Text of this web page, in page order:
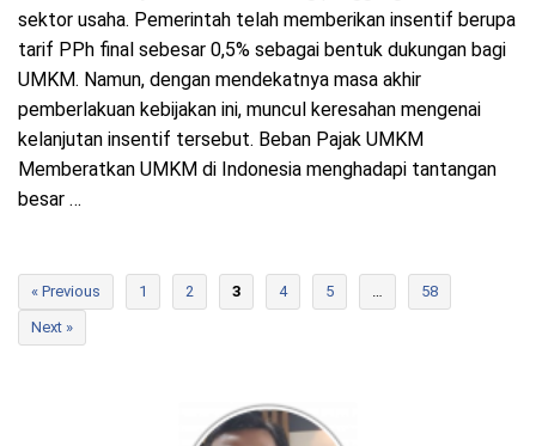
sektor usaha. Pemerintah telah memberikan insentif berupa
tarif PPh final sebesar 0,5% sebagai bentuk dukungan bagi
UMKM. Namun, dengan mendekatnya masa akhir
pemberlakuan kebijakan ini, muncul keresahan mengenai
kelanjutan insentif tersebut. Beban Pajak UMKM
Memberatkan UMKM di Indonesia menghadapi tantangan
besar …
« Previous 1 2 3 4 5 …
58
Next »